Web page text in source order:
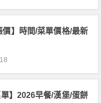
價】時間/菜單價格/最新
單】2026早餐/漢堡/蛋餅